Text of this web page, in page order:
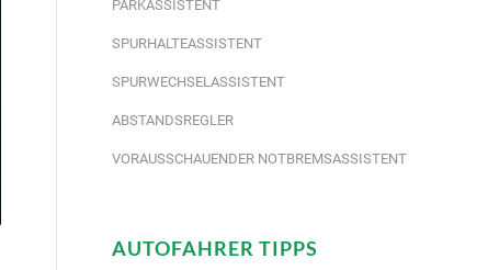
PARKASSISTENT
SPURHALTEASSISTENT
SPURWECHSELASSISTENT
ABSTANDSREGLER
VORAUSSCHAUENDER NOTBREMSASSISTENT
AUTOFAHRER TIPPS